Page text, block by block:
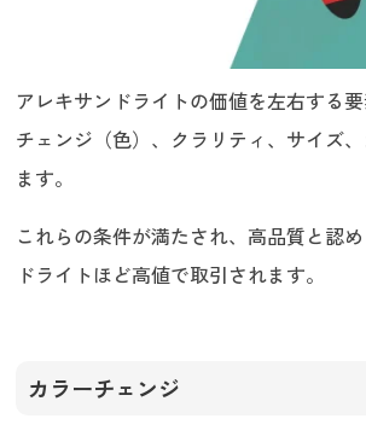
アレキサンドライトの価値を左右する
チェンジ（色）、クラリティ、サイズ
ます。
これらの条件が満たされ、高品質と認
ドライトほど高値で取引されます。
カラーチェンジ